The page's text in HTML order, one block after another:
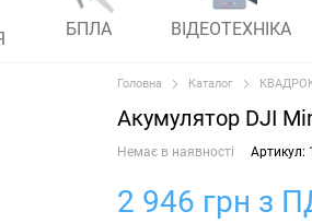
БПЛА ВІДЕОТЕХНІКА
Головна Каталог
Акумулятор DJI
Немає в наявності Артикул:
2 946 грн з